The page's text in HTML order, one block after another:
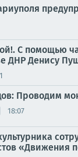
С помощью
ДНР Денису
Проводим
18:07
«Движения